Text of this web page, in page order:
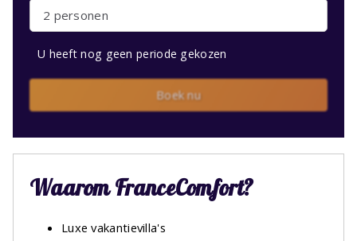
2 personen
U heeft nog geen periode gekozen
Boek nu
Waarom FranceComfort?
Luxe vakantievilla's